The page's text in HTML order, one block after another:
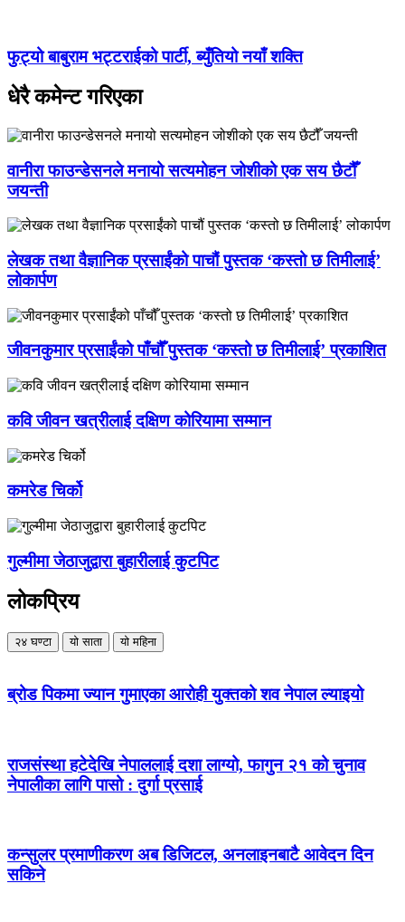
फुट्यो बाबुराम भट्टराईको पार्टी, ब्युँतियो नयाँ शक्ति
धेरै कमेन्ट गरिएका
वानीरा फाउन्डेसनले मनायो सत्यमोहन जोशीको एक सय छैटौँ
जयन्ती
लेखक तथा वैज्ञानिक प्रसाईंको पाचौं पुस्तक ‘कस्तो छ तिमीलाई’
लोकार्पण
जीवनकुमार प्रसाईंको पाँचौँ पुस्तक ‘कस्तो छ तिमीलाई’ प्रकाशित
कवि जीवन खत्रीलाई दक्षिण कोरियामा सम्मान
कमरेड चिर्को
गुल्मीमा जेठाजुद्वारा बुहारीलाई कुटपिट
लोकप्रिय
२४ घण्टा यो साता यो महिना
ब्रोड पिकमा ज्यान गुमाएका आरोही युक्तको शव नेपाल ल्याइयो
राजसंस्था हटेदेखि नेपाललाई दशा लाग्यो, फागुन २१ को चुनाव
नेपालीका लागि पासो : दुर्गा प्रसाई
कन्सुलर प्रमाणीकरण अब डिजिटल, अनलाइनबाटै आवेदन दिन
सकिने